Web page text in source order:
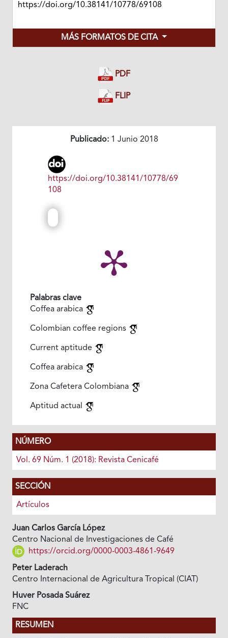
https://doi.org/10.38141/10778/69108
MÁS FORMATOS DE CITA
PDF
FLIP
Publicado:1 Junio 2018
https://doi.org/10.38141/10778/69
108
Palabras clave
Coffea arabica
Colombian coffee regions
Current aptitude
Coffea arabica
Zona Cafetera Colombiana
Aptitud actual
NÚMERO
Vol. 69 Núm. 1 (2018): Revista Cenicafé
SECCIÓN
Artículos
Juan Carlos García López
Centro Nacional de Investigaciones de Café
https://orcid.org/0000-0003-4861-9649
Peter Laderach
Centro Internacional de Agricultura Tropical (CIAT)
Huver Posada Suárez
FNC
RESUMEN